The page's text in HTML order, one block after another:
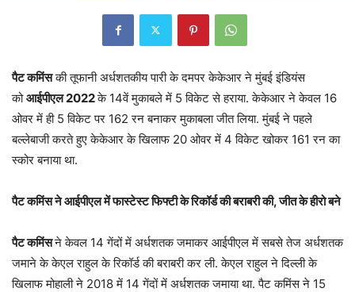
पैट कमिंसकी तूफानी अर्धशतकीय पारी के दमपर केकेआर ने मुंबई इंडियंस
कोआईपीएल 2022के 14वें मुकाबले में 5 विकेट से हराया. केकेआर ने केवल 16
ओवर में ही 5 विकेट पर 162 रन बनाकर मुकाबला जीत लिया. मुंबई ने पहले
बल्लेबाजी करते हुए केकेआर के खिलाफ 20 ओवर में 4 विकेट खोकर 161 रन का
स्कोर बनाया था.
पैट कमिंस ने आईपीएल में फास्टेस्ट फिफ्टी के रिकॉर्ड की बराबरी की, जीत के हीरो बने
पैट कमिंसने केवल 14 गेंदों में अर्धशतक जमाकर आईपीएल में सबसे तेज अर्धशतक
जमाने के केएल राहुल के रिकॉर्ड की बराबरी कर ली. केएल राहुल ने दिल्ली के
खिलाफ मोहाली ने 2018 में 14 गेंदों में अर्धशतक जमाया था. पैट कमिंस ने 15